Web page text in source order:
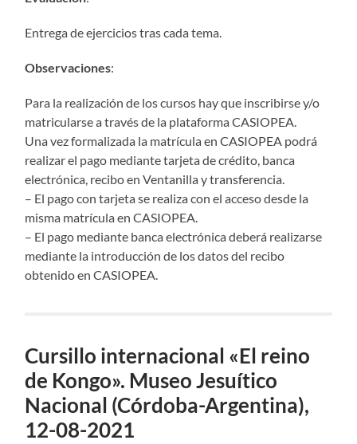
Entrega de ejercicios tras cada tema.
Observaciones:
Para la realización de los cursos hay que inscribirse y/o
matricularse a través de la plataforma CASIOPEA.
Una vez formalizada la matrícula en CASIOPEA podrá
realizar el pago mediante tarjeta de crédito, banca
electrónica, recibo en Ventanilla y transferencia.
– El pago con tarjeta se realiza con el acceso desde la
misma matrícula en CASIOPEA.
– El pago mediante banca electrónica deberá realizarse
mediante la introducción de los datos del recibo
obtenido en CASIOPEA.
Cursillo internacional «El reino
de Kongo». Museo Jesuítico
Nacional (Córdoba-Argentina),
12-08-2021